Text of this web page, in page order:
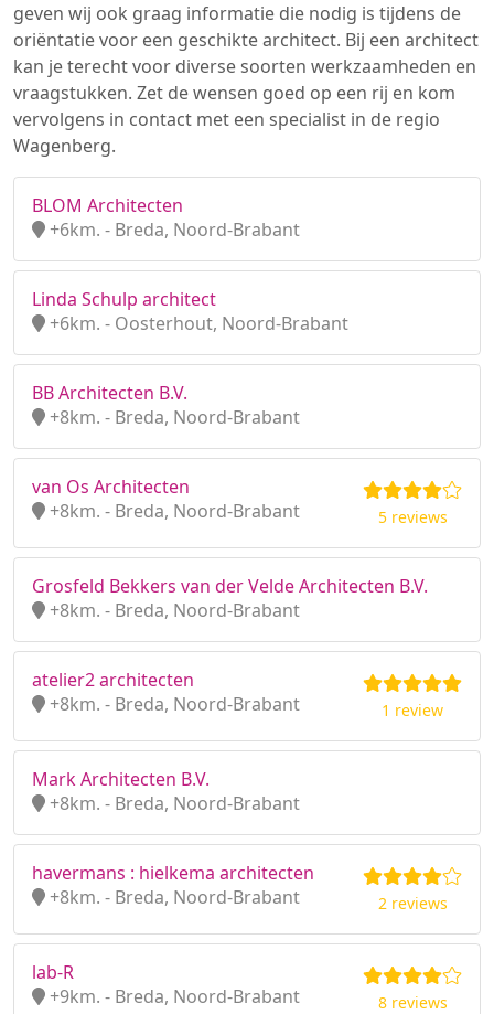
geven wij ook graag informatie die nodig is tijdens de
oriëntatie voor een geschikte architect. Bij een architect
kan je terecht voor diverse soorten werkzaamheden en
vraagstukken. Zet de wensen goed op een rij en kom
vervolgens in contact met een specialist in de regio
Wagenberg.
BLOM Architecten
+6km. - Breda, Noord-Brabant
Linda Schulp architect
+6km. - Oosterhout, Noord-Brabant
BB Architecten B.V.
+8km. - Breda, Noord-Brabant
van Os Architecten
+8km. - Breda, Noord-Brabant
5 reviews
Grosfeld Bekkers van der Velde Architecten B.V.
+8km. - Breda, Noord-Brabant
atelier2 architecten
+8km. - Breda, Noord-Brabant
1 review
Mark Architecten B.V.
+8km. - Breda, Noord-Brabant
havermans : hielkema architecten
+8km. - Breda, Noord-Brabant
2 reviews
lab-R
+9km. - Breda, Noord-Brabant
8 reviews